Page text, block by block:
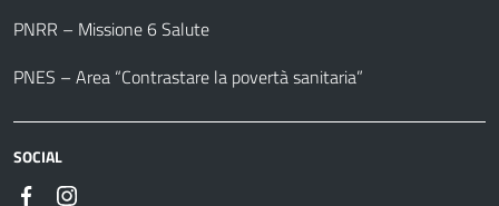
PNRR – Missione 6 Salute
PNES – Area “Contrastare la povertà sanitaria”
SOCIAL